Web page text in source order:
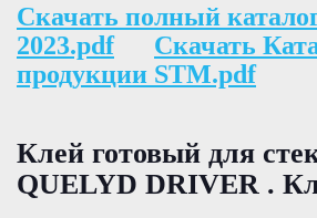
Скачать полный
2023.pdf
Скачать
продукции STM.pdf
Клей готовый для
QUELYD DRIVER .